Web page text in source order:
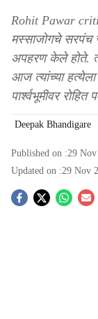
Rohit Pawar
मस्साजोगचे सरपंच
अपहरण केले होते.
आज त्यांच्या
पार्श्वभूमीवर
Deepak Bhandigare
Published on :29
Updated on :29 Nov
S